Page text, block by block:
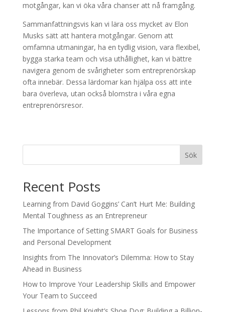
motgångar, kan vi öka våra chanser att nå framgång.
Sammanfattningsvis kan vi lära oss mycket av Elon
Musks sätt att hantera motgångar. Genom att
omfamna utmaningar, ha en tydlig vision, vara flexibel,
bygga starka team och visa uthållighet, kan vi bättre
navigera genom de svårigheter som entreprenörskap
ofta innebär. Dessa lärdomar kan hjälpa oss att inte
bara överleva, utan också blomstra i våra egna
entreprenörsresor.
Sök
Recent Posts
Learning from David Goggins’ Can’t Hurt Me: Building
Mental Toughness as an Entrepreneur
The Importance of Setting SMART Goals for Business
and Personal Development
Insights from The Innovator’s Dilemma: How to Stay
Ahead in Business
How to Improve Your Leadership Skills and Empower
Your Team to Succeed